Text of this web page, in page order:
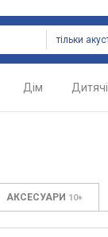
Дім
АКСЕСУАРИ 10+